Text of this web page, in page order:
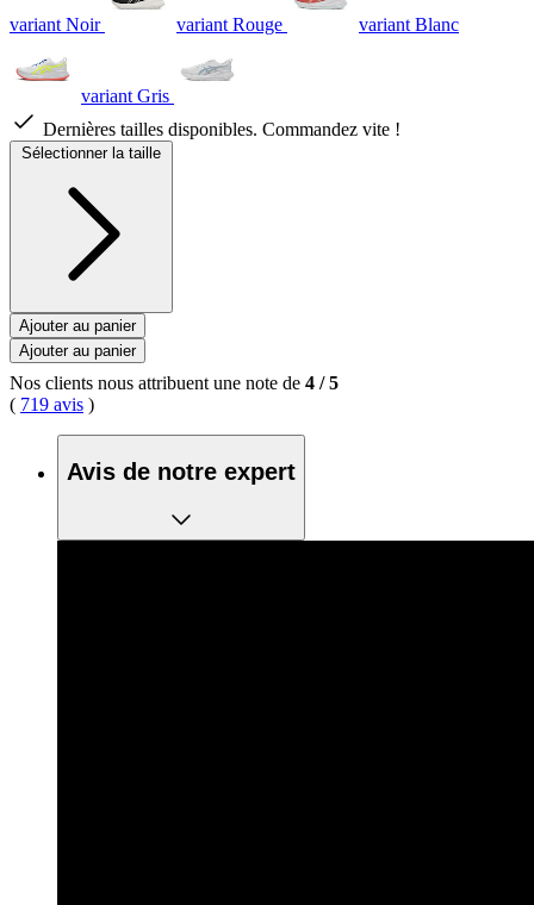
variant Noir variant Rouge variant Blanc
variant Gris
Dernières tailles disponibles. Commandez vite !
Sélectionner la taille
Ajouter au panier
Ajouter au panier
Nos clients nous attribuent une note de 4 /5
( 719 avis )
Avis de notre expert